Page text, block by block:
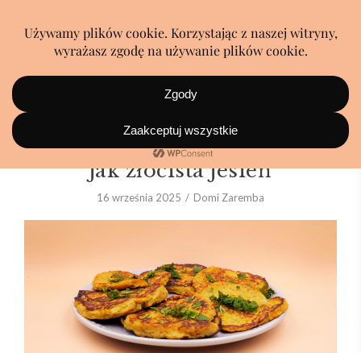
Placki z dyni, które smakują
jak złocista jesień
16 września 2025 Domi Zaremba